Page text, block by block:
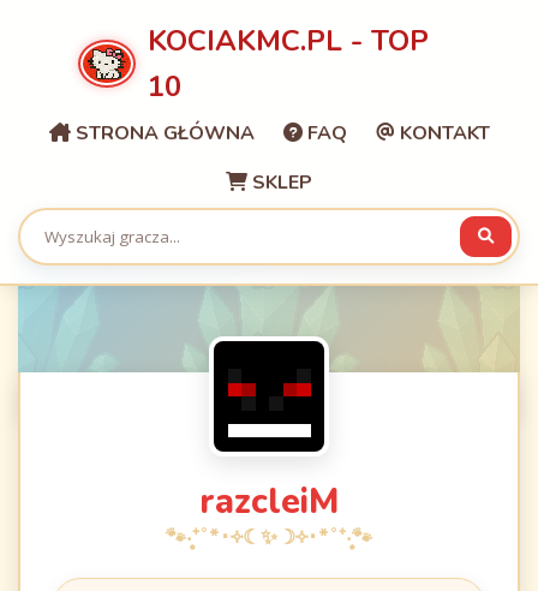
KOCIAKMC.PL - TOP
10
STRONA GŁÓWNA FAQ
KONTAKT
SKLEP
razcleiM